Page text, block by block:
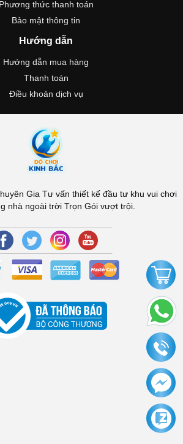
Phương thức thanh toán
Bảo mật thông tin
Hướng dẫn
Hướng dẫn mua hàng
Thanh toán
Điều khoản dịch vụ
Gia Tư vấn thiết kế đầu tư khu vui chơi
nhà ngoài trời Trọn Gói vượt trội.